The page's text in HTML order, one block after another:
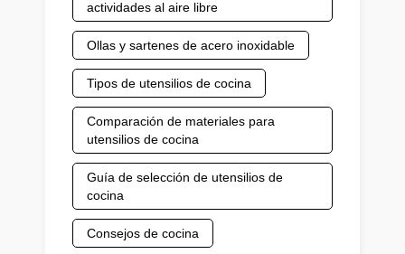
actividades al aire libre
Ollas y sartenes de acero inoxidable
Tipos de utensilios de cocina
Comparación de materiales para
utensilios de cocina
Guía de selección de utensilios de
cocina
Consejos de cocina